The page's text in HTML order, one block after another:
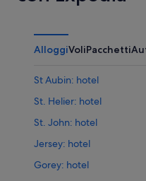
AlloggiVoliPacchetti
St Aubin: hotel
St. Helier: hotel
St. John: hotel
Jersey: hotel
Gorey: hotel